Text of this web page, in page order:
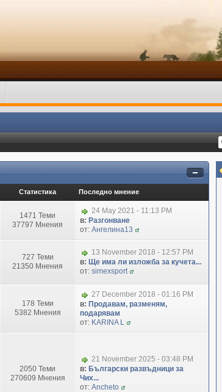
Статистика Последно мнение
1471 Теми
37797 Мнения
24 May 2021 - 11:13 PM
в: Разгонване
от: Ангелина13
727 Теми
21350 Мнения
13 November 2018 - 12:57 PM
в: Ще има ли изложба за кучета...
от: simexsport
178 Теми
5382 Мнения
27 December 2018 - 01:16 PM
в: Продавам, разменям,
подарявам
от: KARINA L
2050 Теми
270609 Мнения
21 November 2025 - 03:48 PM
в: Български развъдници за
Чих...
от: Ancheto